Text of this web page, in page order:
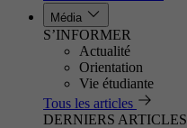
Média
S’INFORMER
Actualité
Orientation
Vie étudiante
Tous les articles
DERNIERS ARTICLES